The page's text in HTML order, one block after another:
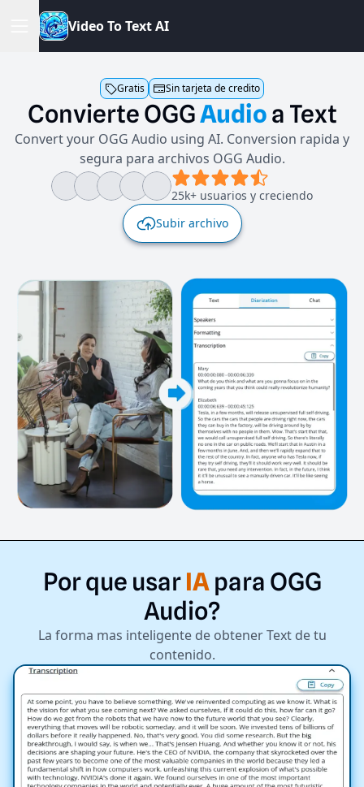
VideoToTextAI
Gratis Sin tarjeta de credito
ConvierteOGGAudioa Text
Convert your OGG Audio using AI. Conversion rapida y
segura para archivos OGG Audio.
25k+ usuarios y creciendo
Subir archivo
Porque usar IA para OGG
Audio?
La forma mas inteligente de obtener Text de tu
contenido.